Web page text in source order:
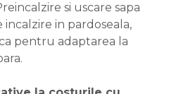
si uscare sapa
in pardoseala,
pentru adaptarea la